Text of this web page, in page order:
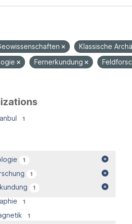
Klassische
Fernerkundung
1
1
1
1
1
1